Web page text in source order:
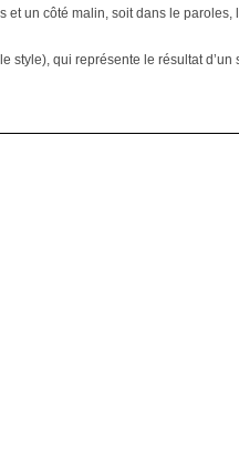
un côté malin, soit dans le paroles,
qui représente le résultat